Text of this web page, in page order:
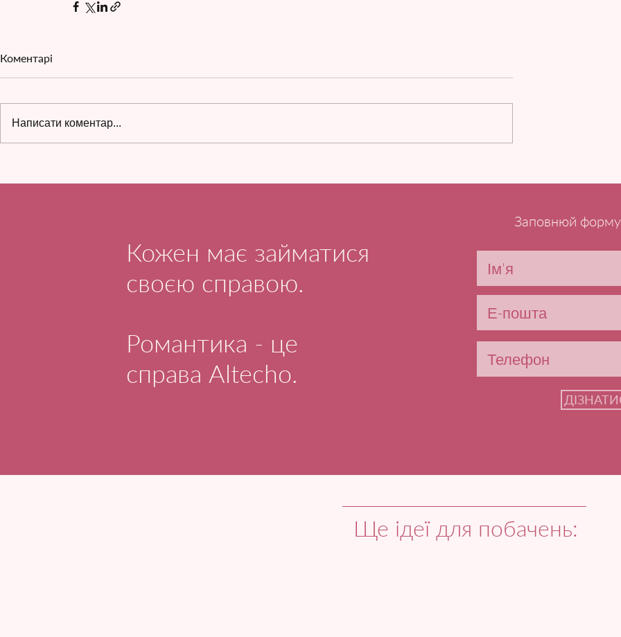
Коментарі
Написати коментар...
Кожен має займатися
своєю справою.
Романтика - це
справа Altecho.
Заповнюй
Ще ідеї для побачень: